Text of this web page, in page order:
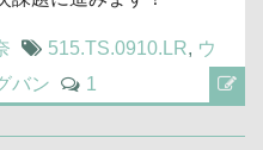
515.TS.0910.LR, ウ
バン 1